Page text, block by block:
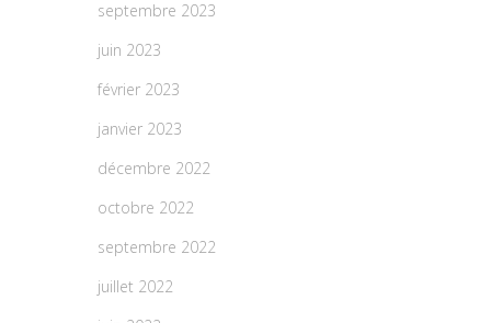
septembre 2023
juin 2023
février 2023
janvier 2023
décembre 2022
octobre 2022
septembre 2022
juillet 2022